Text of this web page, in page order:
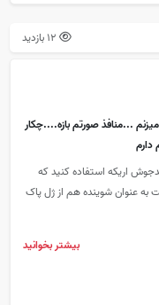
مرتب جوش میزنم ...منافذ صورتم بازه....چکار
اریکه استفاده کنید که
عنوان شوینده هم از ژل پاک
بیشتر بخوانید